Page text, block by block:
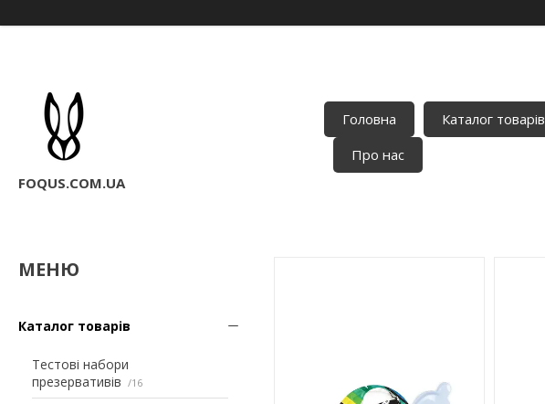
FOQUS.COM.UA
Головна Каталог товарів
Про нас
Каталог товарів
Тестові набори
презервативів
16